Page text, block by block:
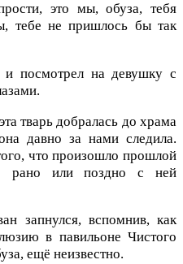
это мы, обуза, тебя
тебе не пришлось бы так
посмотрел на девушку с
тварь добралась до храма
давно за нами следила.
что произошло прошлой
или поздно с ней
вспомнив, как
в павильоне Чистого
ещё неизвестно.